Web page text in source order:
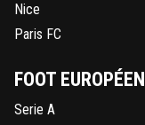
Nice
Paris FC
FOOT EUROPÉEN
Serie A